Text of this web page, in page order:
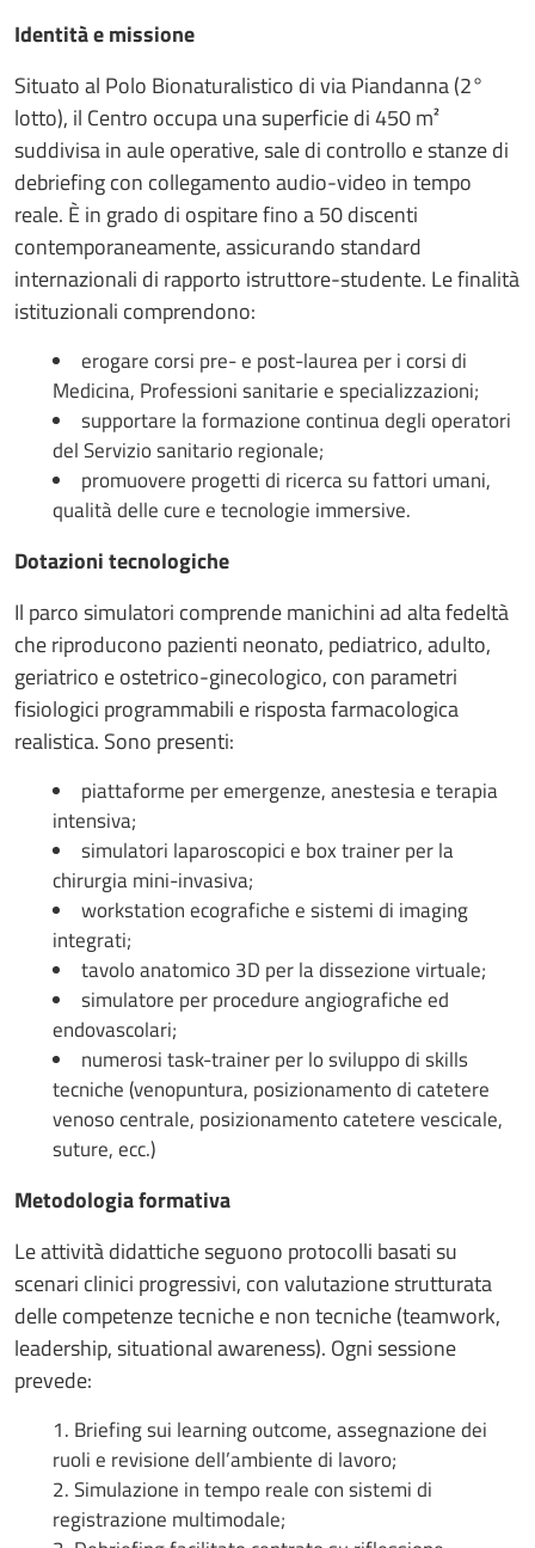
Identità e missione
Situato al Polo Bionaturalistico di via Piandanna (2°
lotto), il Centro occupa una superficie di 450 m²
suddivisa in aule operative, sale di controllo e stanze di
debriefing con collegamento audio-video in tempo
reale. È in grado di ospitare fino a 50 discenti
contemporaneamente, assicurando standard
internazionali di rapporto istruttore-studente. Le finalità
istituzionali comprendono:
erogare corsi pre- e post-laurea per i corsi di
Medicina, Professioni sanitarie e specializzazioni;
supportare la formazione continua degli operatori
del Servizio sanitario regionale;
promuovere progetti di ricerca su fattori umani,
qualità delle cure e tecnologie immersive.
Dotazioni tecnologiche
Il parco simulatori comprende manichini ad alta fedeltà
che riproducono pazienti neonato, pediatrico, adulto,
geriatrico e ostetrico-ginecologico, con parametri
fisiologici programmabili e risposta farmacologica
realistica. Sono presenti:
piattaforme per emergenze, anestesia e terapia
intensiva;
simulatori laparoscopici e box trainer per la
chirurgia mini-invasiva;
workstation ecografiche e sistemi di imaging
integrati;
tavolo anatomico 3D per la dissezione virtuale;
simulatore per procedure angiografiche ed
endovascolari;
numerosi task-trainer per lo sviluppo di skills
tecniche (venopuntura, posizionamento di catetere
venoso centrale, posizionamento catetere vescicale,
suture, ecc.)
Metodologia formativa
Le attività didattiche seguono protocolli basati su
scenari clinici progressivi, con valutazione strutturata
delle competenze tecniche e non tecniche (teamwork,
leadership, situational awareness). Ogni sessione
prevede:
Briefing sui learning outcome, assegnazione dei
ruoli e revisione dell’ambiente di lavoro;
Simulazione in tempo reale con sistemi di
registrazione multimodale;